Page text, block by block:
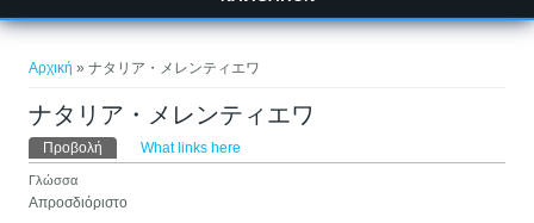
Αρχική » ナタリア・メレンティエワ
ナタリア・メレンティエワ
Πρωτεύουσες καρτέλες
Προβολή (ενεργή καρτέλα)
What links here
Γλώσσα
Απροσδιόριστο